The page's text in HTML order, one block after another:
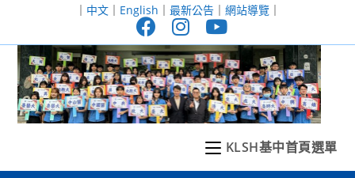
至
｜ 中文｜ English ｜ 最新公告｜ 網站導覽｜
KLSH基中首頁選單